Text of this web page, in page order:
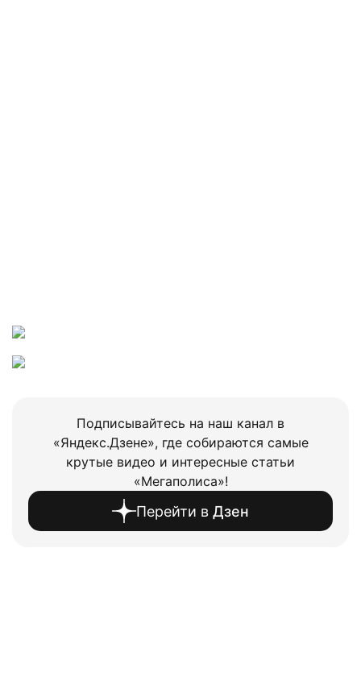
Подписывайтесь на наш канал в
«Яндекс.Дзене», где собираются самые
крутые видео и интересные статьи
«Мегаполиса»!
Перейти в Дзен